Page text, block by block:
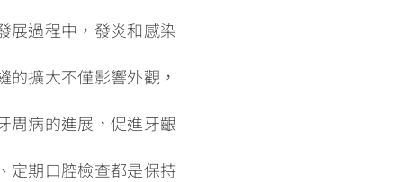
展過程中，發炎和感染
的擴大不僅影響外觀，
周病的進展，促進牙齦
定期口腔檢查都是保持